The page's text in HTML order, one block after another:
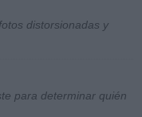
distorsionadas y
para determinar quién